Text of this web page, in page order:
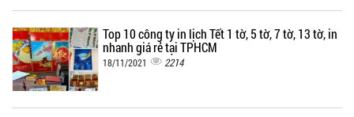
Top 10 công ty in lịch Tết 1 tờ, 5 tờ, 7 tờ, 13 tờ, in
nhanh giá rẻ tại TPHCM
18/11/2021 2214